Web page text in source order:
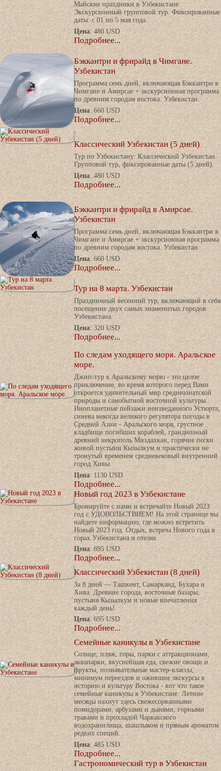
Майские праздники в Узбекистане.
Экскурсионный групповой тур. Фиксированные
даты: с 01 по 5 мая года.
Цена: 480 USD
Подробнее...
Бэккантри и фрирайд в Чимгане.
Узбекистан
Программа семь дней, включающая Бэккантри в
Чимгане и Амирсае + зкскурсионная программа
по древним городам востока. Узбекистан.
Цена: 660 USD
Подробнее...
Классический Узбекистан (5 дней)
Тур по Узбекистану: Классический Узбекистан.
Групповой тур, фиксированные даты (5 дней).
Цена: 480 USD
Подробнее...
Бэккантри и фрирайд в Амирсае.
Узбекистан
Программа семь дней, включающая Бэккантри в
Чимгане и Амирсае + зкскурсионная программа
по древним городам востока. Узбекистан
Цена: 660 USD
Подробнее...
Тур на 8 марта. Узбекистан
Праздничный весенний тур, включающий в себя
посещение двух самых знаменитых городов
Узбекистана.
Цена: 320 USD
Подробнее...
По следам уходящего моря. Аральское
море.
Джип-тур к Аральскому морю - это целое
приключение, во время которого перед Вами
откроется удивительный мир среднеазиатской
природы и самобытной восточной культуры.
Инопланетные пейзажи неизведанного Устюрта,
синева некогда великого регулятора погоды в
Средней Азии - Аральского моря, грустное
кладбище погибших кораблей, грандиозный
древний некрополь Миздахкан, горячие пески
живой пустыни Кызылкум и практически не
тронутый временем средневековый внутренний
город Хивы.
Цена: 1130 USD
Подробнее...
Новый год 2023 в Узбекистане
Бронируйте с нами и встречайте Новый 2023
год с УДОВОЛЬСТВИЕМ! На этой странице вы
найдете информацию, где можно встретить
Новый 2023 год. Отдых, встреча Нового года в
горах Узбекистана и отелях
Цена: 695 USD
Подробнее...
Классический Узбекистан (8 дней)
За 8 дней — Ташкент, Самарканд, Бухара и
Хива. Древние города, восточные базары,
пустыня Кызылкум и новые впечатления
каждый день!.
Цена: 695 USD
Подробнее...
Семейные каникулы в Узбекистане
Солнце, пляж, горы, парки с аттракционами,
аквапарки, вкуснейшая еда, свежие овощи и
фрукты, познавательные мастер-классы,
минимум переездов и ожившие экскурсы в
историю и культуру Востока - вот что такое
семейные каникулы в Узбекистане. Летние
месяцы пахнут здесь свежесорванными
помидорами, арбузами и дынями, горными
травами и прохладой Чарвакского
водохранилища, шашлыком и пряным ароматом
редких специй.
Цена: 485 USD
Подробнее...
Гастрономический тур в Узбекистан